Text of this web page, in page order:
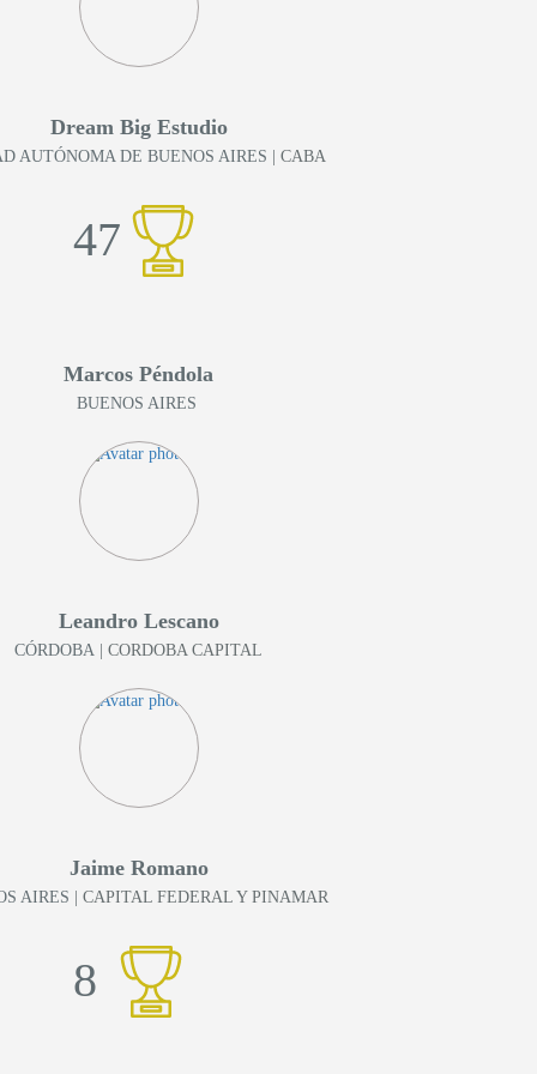
Dream Big Estudio
AUTÓNOMA DE BUENOS AIRES | CABA
47
Marcos Péndola
BUENOS AIRES
Leandro Lescano
CÓRDOBA | CORDOBA CAPITAL
Jaime Romano
AIRES | CAPITAL FEDERAL Y PINAMAR
8